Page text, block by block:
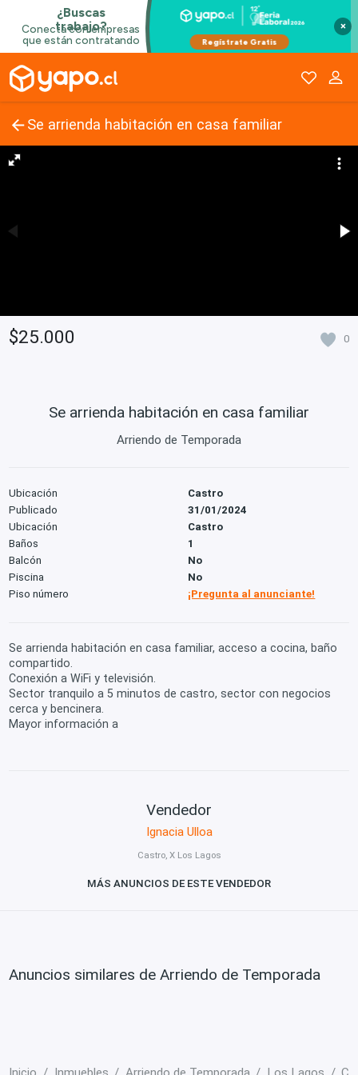
×
Se arrienda habitación en casa familiar
$25.000 0
Se arrienda habitación en casa familiar
Arriendo de Temporada
Ubicación
Castro
Publicado
31/01/2024
Ubicación
Castro
Baños
1
Balcón
No
Piscina
No
Piso número
¡Pregunta al anunciante!
Se arrienda habitación en casa familiar, acceso a cocina, baño
compartido.
Conexión a WiFi y televisión.
Sector tranquilo a 5 minutos de castro, sector con negocios
cerca y bencinera.
Mayor información a
Vendedor
Ignacia Ulloa
Castro, X Los Lagos
MÁS ANUNCIOS DE ESTE VENDEDOR
Anuncios similares de Arriendo de Temporada